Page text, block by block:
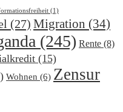
(1)
(27) Migration (34)
(245) Rente (8)
(15)
Wohnen (6) Zensur